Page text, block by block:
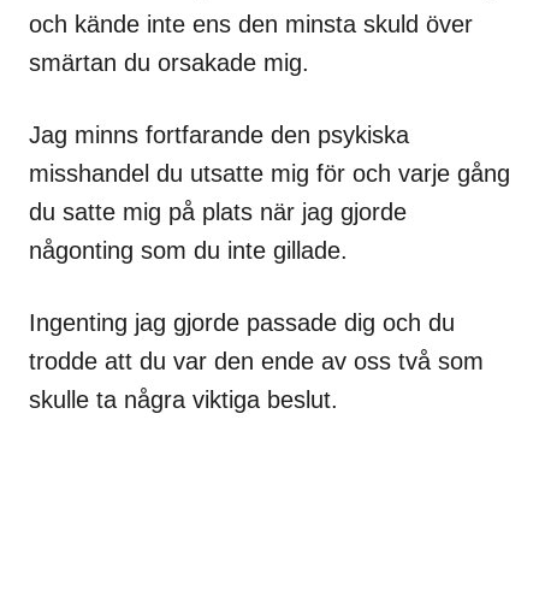
och kände inte ens den minsta skuld över
smärtan du orsakade mig.
Jag minns fortfarande den psykiska
misshandel du utsatte mig för och varje gång
du satte mig på plats när jag gjorde
någonting som du inte gillade.
Ingenting jag gjorde passade dig och du
trodde att du var den ende av oss två som
skulle ta några viktiga beslut.